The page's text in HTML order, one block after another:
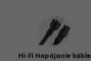
Hi-Fi Napájacie káble